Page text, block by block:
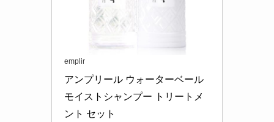
emplir
アンプリール ウォーターベール
モイストシャンプー トリートメ
ント セット